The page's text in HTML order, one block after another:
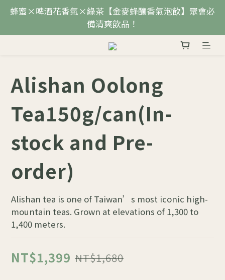
蜂蜜×啤酒花香氣×綠茶【金麥蜂釀香氣泡飲】聚會必
備清爽飲品！
Alishan Oolong
Tea150g/can(In-
stock and Pre-
order)
Alishan tea is one of Taiwan’s most iconic high-
mountain teas. Grown at elevations of 1,300 to
1,400 meters.
NT$1,399 NT$1,680